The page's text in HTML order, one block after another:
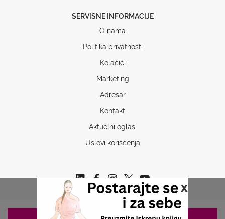
x
SERVISNE INFORMACIJE
O nama
Politika privatnosti
Kolačići
Marketing
Adresar
Kontakt
Aktuelni oglasi
Uslovi korišćenja